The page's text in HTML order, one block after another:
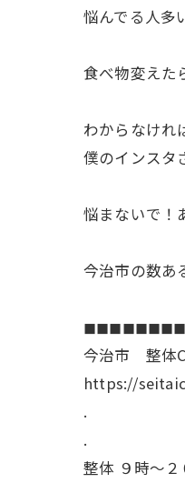
悩んでる人多
食べ物変えた
わからなけれ
僕のインスタ
悩まないで！
今治市の数あ
今治市 整体
https://
.
.
整体 ９時〜２